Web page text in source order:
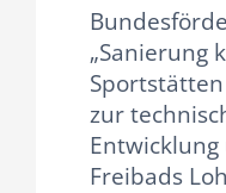
„Sanierung
zur
Freibads